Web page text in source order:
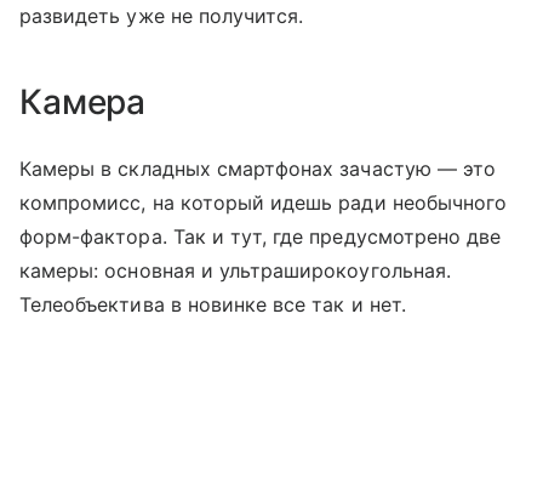
развидеть уже не получится.
Камера
Камеры в складных смартфонах зачастую — это
компромисс, на который идешь ради необычного
форм-фактора. Так и тут, где предусмотрено две
камеры: основная и ультраширокоугольная.
Телеобъектива в новинке все так и нет.